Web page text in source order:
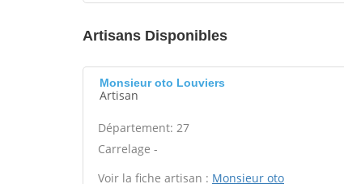
Artisans Disponibles
Monsieur oto Louviers
Artisan
Département: 27
Carrelage -
Voir la fiche artisan : Monsieur oto